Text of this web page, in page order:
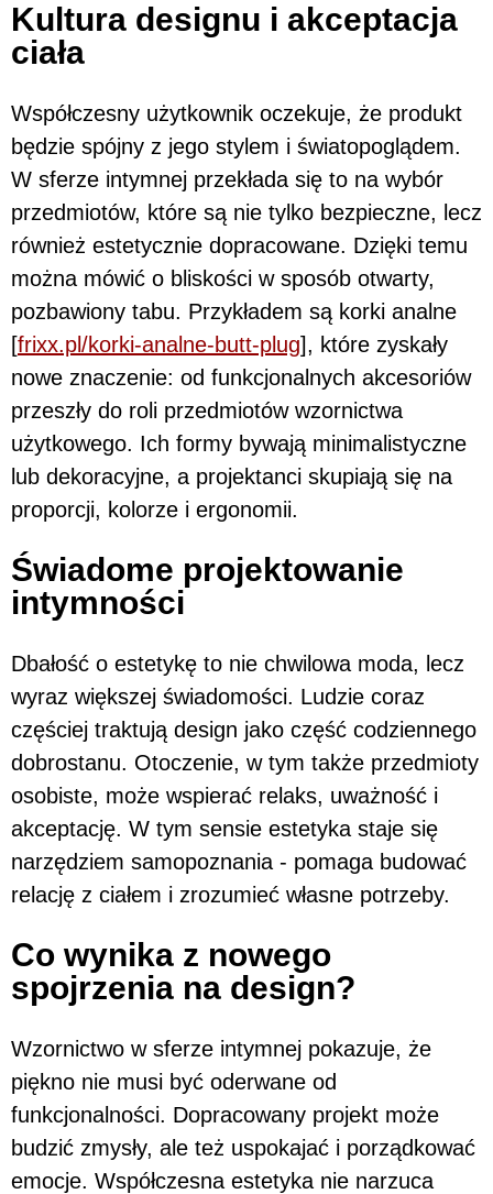
Kultura designu i akceptacja
ciała
Współczesny użytkownik oczekuje, że produkt
będzie spójny z jego stylem i światopoglądem.
W sferze intymnej przekłada się to na wybór
przedmiotów, które są nie tylko bezpieczne, lecz
również estetycznie dopracowane. Dzięki temu
można mówić o bliskości w sposób otwarty,
pozbawiony tabu. Przykładem są korki analne
[frixx.pl/korki-analne-butt-plug], które zyskały
nowe znaczenie: od funkcjonalnych akcesoriów
przeszły do roli przedmiotów wzornictwa
użytkowego. Ich formy bywają minimalistyczne
lub dekoracyjne, a projektanci skupiają się na
proporcji, kolorze i ergonomii.
Świadome projektowanie
intymności
Dbałość o estetykę to nie chwilowa moda, lecz
wyraz większej świadomości. Ludzie coraz
częściej traktują design jako część codziennego
dobrostanu. Otoczenie, w tym także przedmioty
osobiste, może wspierać relaks, uważność i
akceptację. W tym sensie estetyka staje się
narzędziem samopoznania - pomaga budować
relację z ciałem i zrozumieć własne potrzeby.
Co wynika z nowego
spojrzenia na design?
Wzornictwo w sferze intymnej pokazuje, że
piękno nie musi być oderwane od
funkcjonalności. Dopracowany projekt może
budzić zmysły, ale też uspokajać i porządkować
emocje. Współczesna estetyka nie narzuca